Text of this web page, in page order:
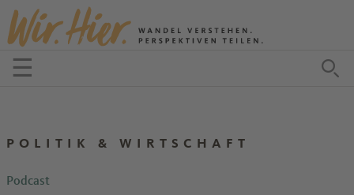
Zum Inhalt springen
☰Menü öffnen
POLITIK & WIRTSCHAFT
Podcast